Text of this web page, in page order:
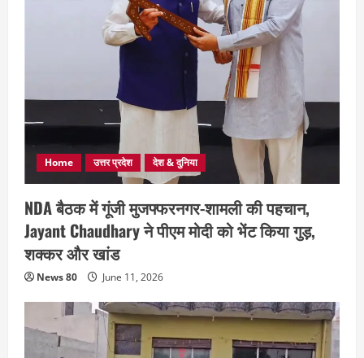
Home उत्तर प्रदेश देश & दुनिया
NDA बैठक में गूंजी मुजफ्फरनगर-शामली की पहचान,
Jayant Chaudhary ने पीएम मोदी को भेंट किया गुड़,
शक्कर और खांड
News 80 June 11, 2026